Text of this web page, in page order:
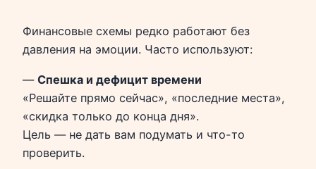
Финансовые схемы редко работают без
давления на эмоции. Часто используют:
— Спешка и дефицит времени
«Решайте прямо сейчас», «последние места»,
«скидка только до конца дня».
Цель — не дать вам подумать и что-то
проверить.